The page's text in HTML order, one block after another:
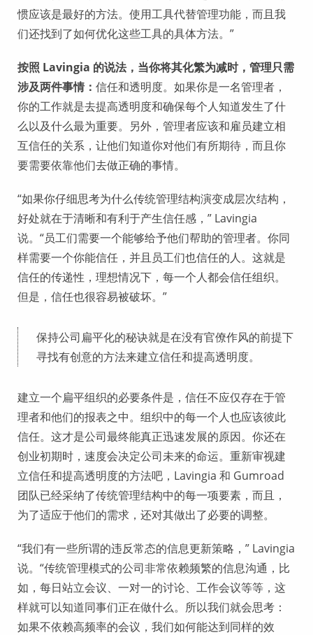
惯应该是最好的方法。使用工具代替管理功能，而且我
们还找到了如何优化这些工具的具体方法。”
按照 Lavingia 的说法，当你将其化繁为减时，管理只需
涉及两件事情： 信任和透明度。如果你是一名管理者，
你的工作就是去提高透明度和确保每个人知道发生了什
么以及什么最为重要。另外，管理者应该和雇员建立相
互信任的关系，让他们知道你对他们有所期待，而且你
要需要依靠他们去做正确的事情。
“如果你仔细思考为什么传统管理结构演变成层次结构，
好处就在于清晰和有利于产生信任感，” Lavingia
说。“员工们需要一个能够给予他们帮助的管理者。你同
样需要一个你能信任，并且员工们也信任的人。这就是
信任的传递性，理想情况下，每一个人都会信任组织。
但是，信任也很容易被破坏。”
保持公司扁平化的秘诀就是在没有官僚作风的前提下
寻找有创意的方法来建立信任和提高透明度。
建立一个扁平组织的必要条件是，信任不应仅存在于管
理者和他们的报表之中。组织中的每一个人也应该彼此
信任。这才是公司最终能真正迅速发展的原因。你还在
创业初期时，速度会决定公司未来的命运。重新审视建
立信任和提高透明度的方法吧，Lavingia 和 Gumroad
团队已经采纳了传统管理结构中的每一项要素，而且，
为了适应于他们的需求，还对其做出了必要的调整。
“我们有一些所谓的违反常态的信息更新策略，” Lavingia
说。“传统管理模式的公司非常依赖频繁的信息沟通，比
如，每日站立会议、一对一的讨论、工作会议等等，这
样就可以知道同事们正在做什么。所以我们就会思考：
如果不依赖高频率的会议，我们如何能达到同样的效